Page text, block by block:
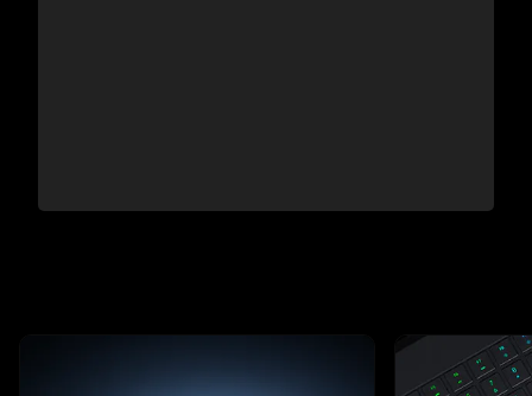
This is a carousel with highlighted items. Use the Previous and